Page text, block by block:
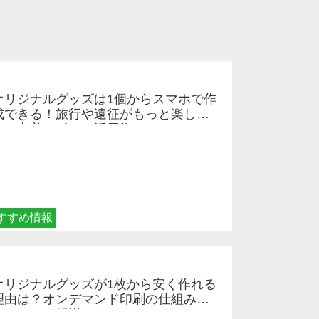
すめ情報
リジナルグッズは1個からスマホで作
できる！旅行や遠征がもっと楽しく
リジナルグッズが1枚から安く作れる
由は？オンデマンド印刷の仕組みと